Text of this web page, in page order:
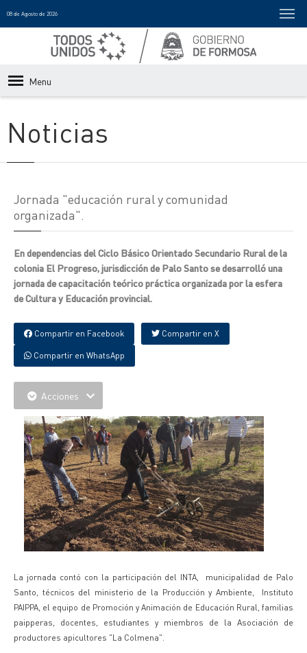
08 de Agosto de 2026
Menu
Noticias
Jornada "educación rural y comunidad
organizada".
En dependencias del Ciclo Básico Orientado Secundario Rural de la
colonia El Progreso, jurisdicción de Palo Santo se desarrolló una
jornada de capacitación teórico práctica organizada por la esfera
de Cultura y Educación provincial.
Compartir en Facebook Compartir en X
Compartir en WhatsApp
Acciones
La jornada contó con la participación del INTA, municipalidad de Palo
Santo, técnicos del ministerio de la Producción y Ambiente, Instituto
PAIPPA, el equipo de Promoción y Animación de Educación Rural, familias
paipperas, docentes, estudiantes y miembros de la Asociación de
productores apicultores "La Colmena".